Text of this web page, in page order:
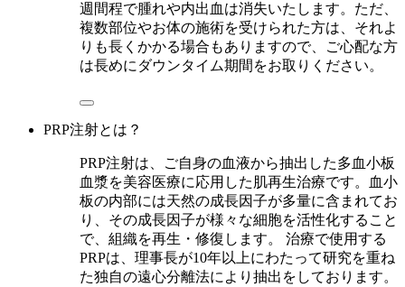
週間程で腫れや内出血は消失いたします。ただ、
複数部位やお体の施術を受けられた方は、それよ
りも長くかかる場合もありますので、ご心配な方
は長めにダウンタイム期間をお取りください。
PRP注射とは？
PRP注射は、ご自身の血液から抽出した多血小板
血漿を美容医療に応用した肌再生治療です。血小
板の内部には天然の成長因子が多量に含まれてお
り、その成長因子が様々な細胞を活性化すること
で、組織を再生・修復します。 治療で使用する
PRPは、理事長が10年以上にわたって研究を重ね
た独自の遠心分離法により抽出をしております。